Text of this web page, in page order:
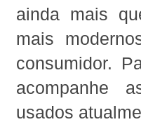
ainda mais
mais
consumidor.
acompanhe
usados